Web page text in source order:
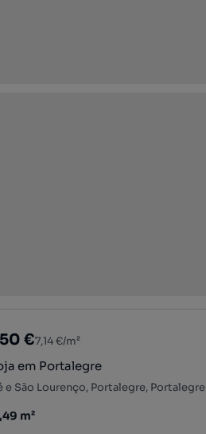
€7,14 €/m²
em Portalegre
e São Lourenço, Portalegre, Portalegre
por metro quadrado
49 m²